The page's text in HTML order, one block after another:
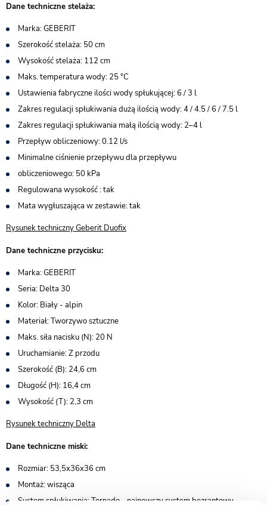
Dane techniczne stelaża:
Marka: GEBERIT
Szerokość stelaża: 50 cm
Wysokość stelaża: 112 cm
Maks. temperatura wody: 25 °C
Ustawienia fabryczne ilości wody spłukującej: 6 / 3 l
Zakres regulacji spłukiwania dużą ilością wody: 4 / 4.5 / 6 / 7.5 l
Zakres regulacji spłukiwania małą ilością wody: 2–4 l
Przepływ obliczeniowy: 0.12 l/s
Minimalne ciśnienie przepływu dla przepływu
obliczeniowego: 50 kPa
Regulowana wysokość : tak
Mata wygłuszająca w zestawie: tak
Rysunek techniczny Geberit Duofix
Dane techniczne przycisku:
Marka: GEBERIT
Seria: Delta 30
Kolor: Biały - alpin
Materiał: Tworzywo sztuczne
Maks. siła nacisku (N): 20 N
Uruchamianie: Z przodu
Szerokość (B): 24,6 cm
Długość (H): 16,4 cm
Wysokość (T): 2,3 cm
Rysunek techniczny Delta
Dane techniczne miski:
Rozmiar: 53,5x36x36 cm
Montaż: wisząca
System spłukiwania: Tornado - najnowszy system bezrantowy